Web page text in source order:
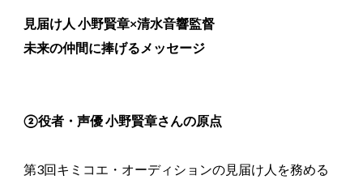
見届け人 小野賢章×清水音響監督
未来の仲間に捧げるメッセージ
②役者・声優 小野賢章さんの原点
第3回キミコエ・オーディションの見届け人を務める